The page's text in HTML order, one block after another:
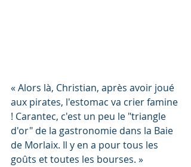
« Alors là, Christian, après avoir joué
aux pirates, l'estomac va crier famine
! Carantec, c'est un peu le "triangle
d'or" de la gastronomie dans la Baie
de Morlaix. Il y en a pour tous les
goûts et toutes les bourses. »